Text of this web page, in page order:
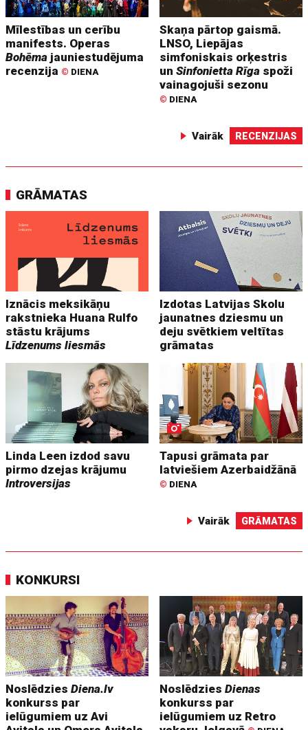
Mīlestības un cerību
manifests. Operas
Bohēma jauniestudējuma
recenzija © DIENA
Skaņa pārtop gaismā.
LNSO, Liepājas
simfoniskais orķestris
unSinfonietta Rīga spoži
vainagojuši sezonu
© DIENA
Vairāk RECENZIJAS
GRĀMATAS
Iznācis meksikāņu
rakstnieka Huana Rulfo
stāstu krājums
Līdzenums liesmās
Izdotas Latvijas Skolu
jaunatnes dziesmu un
deju svētkiem veltītas
grāmatas
Linda Leen izdod savu
pirmo dzejas krājumu
Introversijas
Tapusi grāmata par
latviešiem Azerbaidžānā
© DIENA
Vairāk GRĀMATAS
KONKURSI
NoslēdziesDiena.lv
konkurss par
ielūgumiem uz Avi
NoslēdziesDienas
konkurss par
ielūgumiem uz Retro